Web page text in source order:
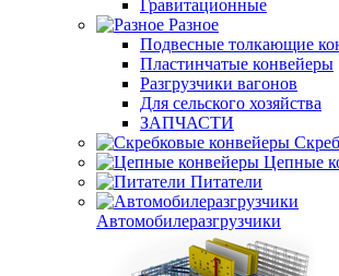
Гравитационные
Разное
Подвесные толкающие
Пластинчатые конвейеры
Разгрузчики вагонов
Для сельского хозяйства
ЗАПЧАСТИ
Цепные
Питатели
Автомобилеразгрузчики